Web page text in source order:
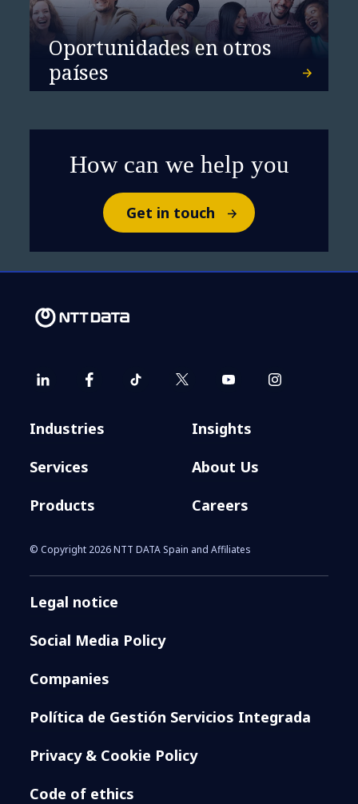
Oportunidades en otros
países
How can we help you
Get in touch
Industries
Services
Products
Insights
About Us
Careers
© Copyright 2026 NTT DATA Spain and Affiliates
Legal notice
Social Media Policy
Companies
Política de Gestión Servicios Integrada
Privacy & Cookie Policy
Code of ethics